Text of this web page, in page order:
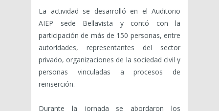
La actividad se desarrolló en el Auditorio
AIEP sede Bellavista y contó con la
participación de más de 150 personas, entre
autoridades, representantes del sector
privado, organizaciones de la sociedad civil y
personas vinculadas a procesos de
reinserción.
Durante la jornada se abordaron los